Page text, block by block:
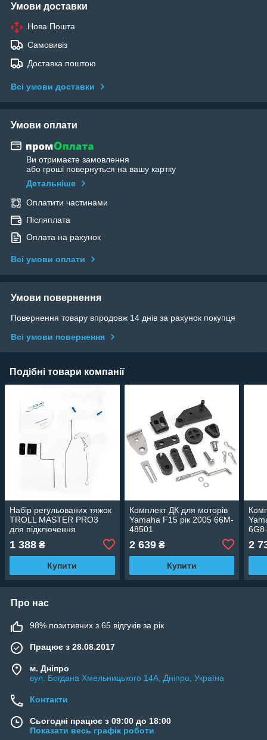
Умови доставки
Нова Пошта
Самовивіз
Доставка поштою
Всі умови доставки
Умови оплати
Ви отримаєте замовлення
або гроші повернуться на вашу картку
Детальніше
Оплатити частинами
Післяплата
Оплата на рахунок
Всі умови оплати
Умови повернення
Повернення товару впродовж 14 днів за рахунок покупця
Всі умови повернення
Подібні товари компанії
Набір регульованих тяжок
TROLL MASTER PRO3
для підключення
YAMAHA F6 / T8 / F9.9
1 388 ₴
Купити
Комплект ДК для моторів
Yamaha F15 рік 2005 66M-
48501
2 639₴
Купити
2
Про нас
98% позитивних з 65 відгуків за рік
Працює з 28.08.2017
м. Дніпро
вул. Богдана Хмельницького 14А, Дніпро, Україна
Контакти
Сьогодні працює з 09:00 до 18:00
Показати весь графік роботи